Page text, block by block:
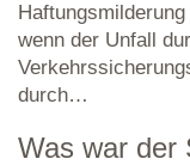
wenn der Unfall
durch…
Was war der